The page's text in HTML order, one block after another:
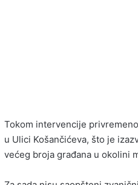
Tokom intervencije
u Ulici Košančićeva, što je
većeg broja građana u okolini